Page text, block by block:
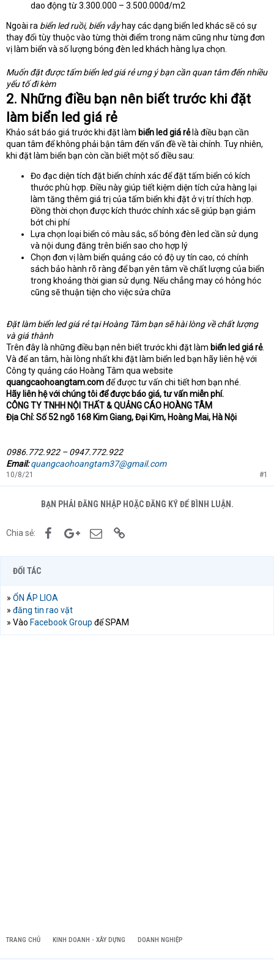
dao động từ 3.300.000 – 3.500.000đ/m2
Ngoài ra biển led ruồi, biển vẫyhay các dạng biển led khác sẽ có sự
thay đổi tùy thuộc vào từng thời điểm trong năm cũng như từng đơn
vị làm biển và số lượng bóng đèn led khách hàng lựa chọn.
Muốn đặt được tấm biển led giá rẻ ưng ý bạn cần quan tâm đến nhiều
yếu tố đi kèm
2. Những điều bạn nên biết trước khi đặt
làm biển led giá rẻ
Khảo sát báo giá trước khi đặt làm biển led giá rẻlà điều bạn cần
quan tâm để không phải bận tâm đến vấn đề về tài chính. Tuy nhiên,
khi đặt làm biển bạn còn cần biết một số điều sau:
Đo đạc diện tích đặt biển chính xác để đặt tấm biển có kích
thước phù hợp. Điều này giúp tiết kiệm diện tích cửa hàng lại
làm tăng thêm giá trị của tấm biển khi đặt ở vị trí thích hợp.
Đồng thời chọn được kích thước chính xác sẽ giúp bạn giảm
bớt chi phí
Lựa chọn loại biển có màu sắc, số bóng đèn led cần sử dụng
và nội dung đăng trên biển sao cho hợp lý
Chọn đơn vị làm biển quảng cáo có độ uy tín cao, có chính
sách bảo hành rõ ràng để bạn yên tâm về chất lượng của biển
trong khoảng thời gian sử dụng. Nếu chẳng may có hỏng hóc
cũng sẽ thuận tiện cho việc sửa chữa
Đặt làm biển led giá rẻ tại Hoàng Tâm bạn sẽ hài lòng về chất lượng
và giá thành
Trên đây là những điều bạn nên biết trước khi đặt làm biển led giá rẻ.
Và để an tâm, hài lòng nhất khi đặt làm biển led bạn hãy liên hệ với
Công ty quảng cáo Hoàng Tâm qua website
quangcaohoangtam.comđể được tư vấn chi tiết hơn bạn nhé.
Hãy liên hệ với chúng tôi để được báo giá, tư vấn miễn phí.
CÔNG TY TNHH NỘI THẤT & QUẢNG CÁO HOÀNG TÂM
Địa Chỉ: Số 52 ngõ 168 Kim Giang, Đại Kim, Hoàng Mai, Hà Nội
0986.772.922 – 0947.772.922
Email:quangcaohoangtam37@gmail.com
10/8/21 #1
BẠN PHẢI ĐĂNG NHẬP HOẶC ĐĂNG KÝ ĐỂ BÌNH LUẬN.
Chia sẻ: FacebookGoogle+Email
ĐỐI TÁC
» ỔN ÁP LIOA
» đăng tin rao vặt
» Vào Facebook Group để SPAM
TRANG CHỦ KINH DOANH - XÂY DỰNG DOANH NGHIỆP